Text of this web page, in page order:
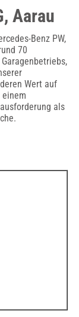
Aarau
Benz PW,
70
Wert auf
als